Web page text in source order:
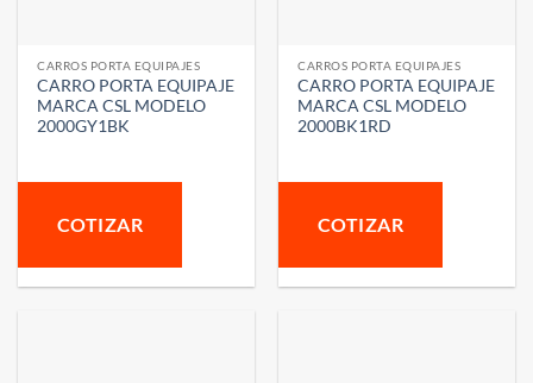
CARROS PORTA EQUIPAJES
CARRO PORTA EQUIPAJE
MARCA CSL MODELO
2000GY1BK
COTIZAR
CARROS PORTA EQUIPAJES
CARRO PORTA EQUIPAJE
MARCA CSL MODELO
2000BK1RD
COTIZAR